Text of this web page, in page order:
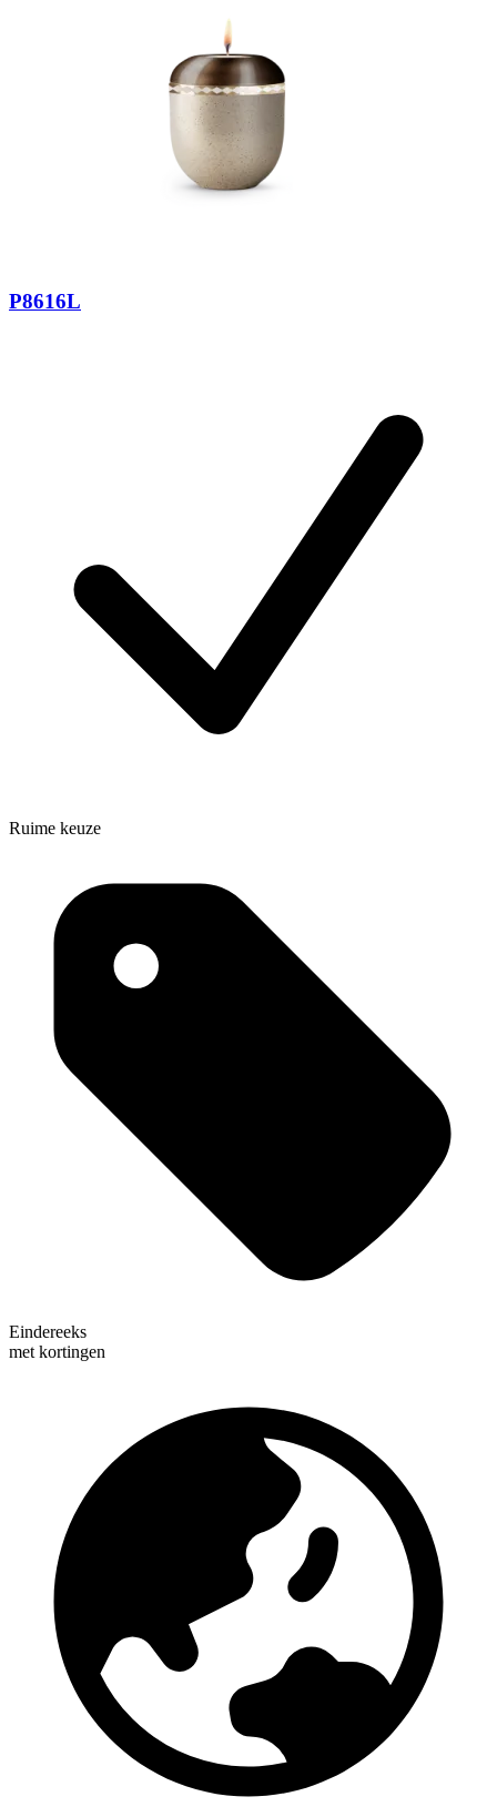
P8616L
Ruime keuze
Eindereeks
met kortingen